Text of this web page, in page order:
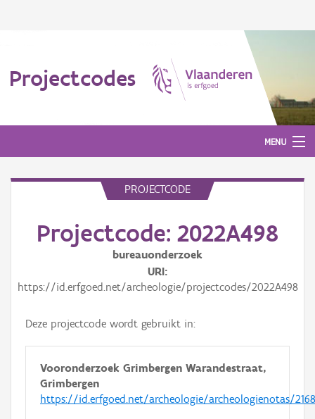
Projectcodes
MENU
PROJECTCODE
Projectcode: 2022A498
bureauonderzoek
URI
https://id.erfgoed.net/archeologie/projectcodes/2022A498
Deze projectcode wordt gebruikt in:
Vooronderzoek Grimbergen Warandestraat,
Grimbergen
https://id.erfgoed.net/archeologie/archeologienotas/